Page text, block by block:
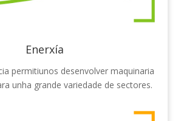
Enerxía
permitiunos desenvolver maquinaria
unha grande variedade de sectores.